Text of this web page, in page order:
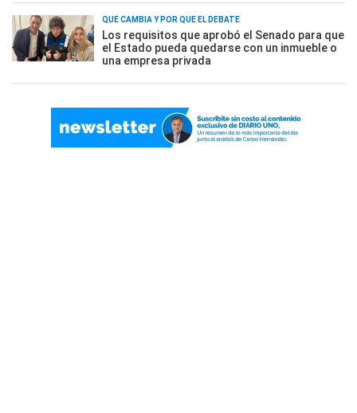
QUÉ CAMBIA Y POR QUÉ EL DEBATE
Los requisitos que aprobó el Senado para que
el Estado pueda quedarse con un inmueble o
una empresa privada